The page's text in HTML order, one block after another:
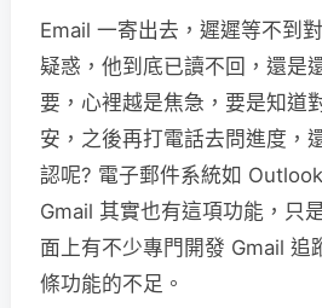
Email 一寄出去，遲遲等不到
疑惑，他到底已讀不回，還是
要，心裡越是焦急，要是知道
安，之後再打電話去問進度，
認呢? 電子郵件系統如
Gmail 其實也有這項功能，只
面上有不少專門開發 Gmail 追
條功能的不足。